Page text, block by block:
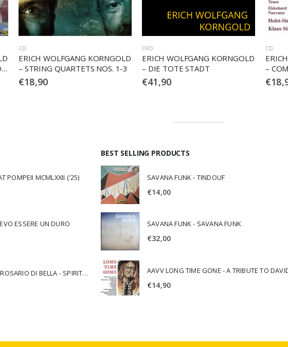
DVD
ERICH WOLFGANG KORNGOLD
– DIE TOTE STADT
€41,90
CD
ERICH WOLFGANG KORNGOLD
– COMPLETE INCIDENTAL
MUSIC
€18,90
CD
–
THE
€
POMPEII MCMLXXII ('25)
ESSERE UN DURO
CAMISASCA JURI & ROSARIO DI BELLA - SPIRITUALITY
BEST SELLING PRODUCTS
SAVANA FUNK - TINDOUF
€14,00
SAVANA FUNK - SAVANA FUNK
€32,00
€14,90